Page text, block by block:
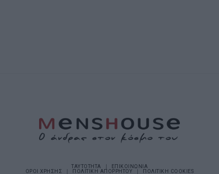
ΤΑΥΤΟΤΗΤΑ
ΕΠΙΚΟΙΝΩΝΙΑ
ΟΡΟΙ ΧΡΗΣΗΣ
ΠΟΛΙΤΙΚΗ ΑΠΟΡΡΗΤΟΥ ΠΟΛΙΤΙΚΗ COOKIES